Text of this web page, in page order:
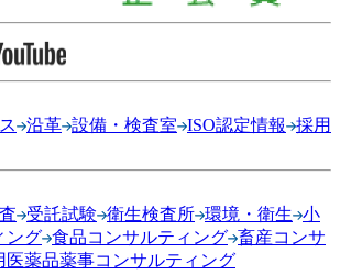
沿革 設備・検査室 ISO認定情報
採用
受託試験 衛生検査所 環境・衛生 小
ング 食品コンサルティング 畜産コンサ
医薬品薬事コンサルティング